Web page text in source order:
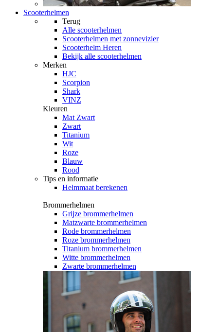
Scooterhelmen
Terug
Alle scooterhelmen
Scooterhelmen met zonnevizier
Scooterhelm Heren
Bekijk alle scooterhelmen
Merken
HJC
Scorpion
Shark
VINZ
Kleuren
Mat Zwart
Zwart
Titanium
Wit
Roze
Blauw
Rood
Tips en informatie
Helmmaat berekenen
Brommerhelmen
Grijze brommerhelmen
Matzwarte brommerhelmen
Rode brommerhelmen
Roze brommerhelmen
Titanium brommerhelmen
Witte brommerhelmen
Zwarte brommerhelmen